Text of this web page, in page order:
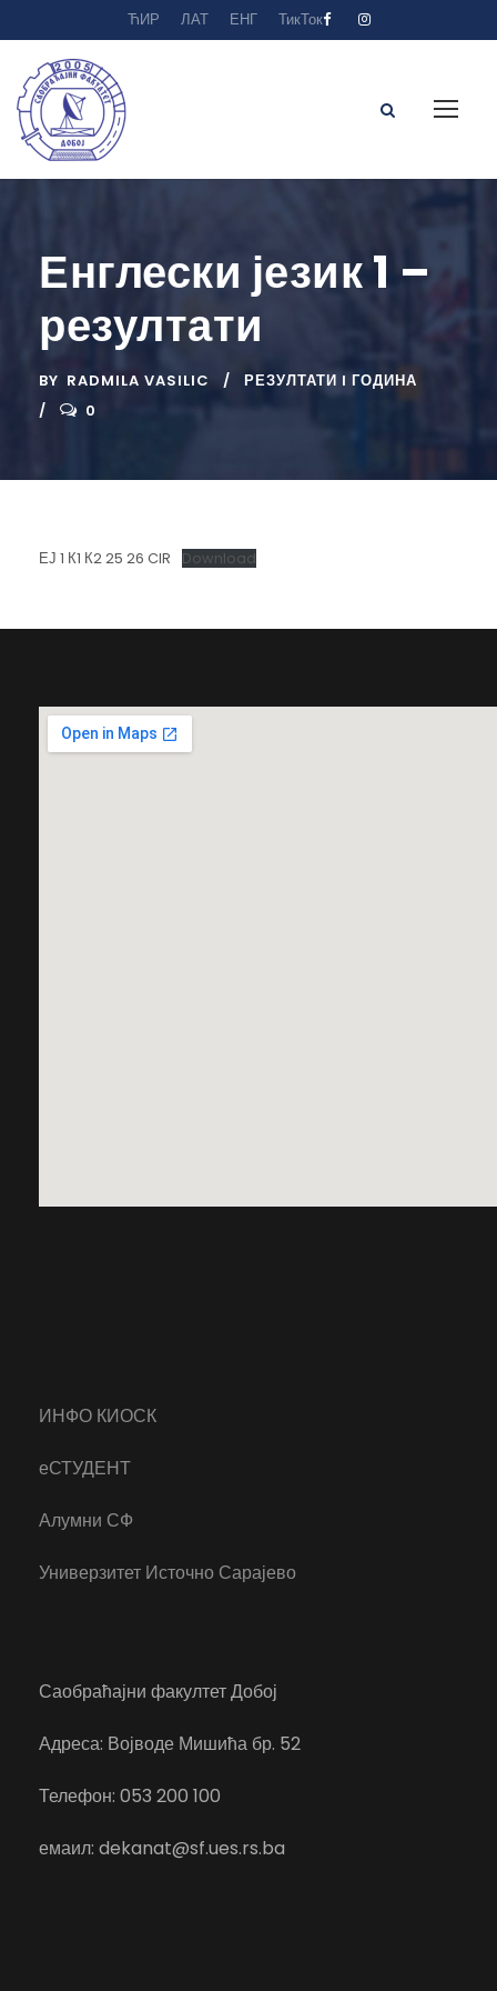
ЋИР ЛАТ ЕНГ ТикТок
Енглески језик 1 –
резултати
BY RADMILA VASILIC
РЕЗУЛТАТИ I ГОДИНА
0
ЕЈ 1 К1 К2 25 26 CIR Download
ИНФО КИОСК
еСТУДЕНТ
Алумни СФ
Универзитет Источно Сарајево
Саобраћајни факултет Добој
Адреса: Војводе Мишића бр. 52
Телефон: 053 200 100
емаил: dekanat@sf.ues.rs.ba